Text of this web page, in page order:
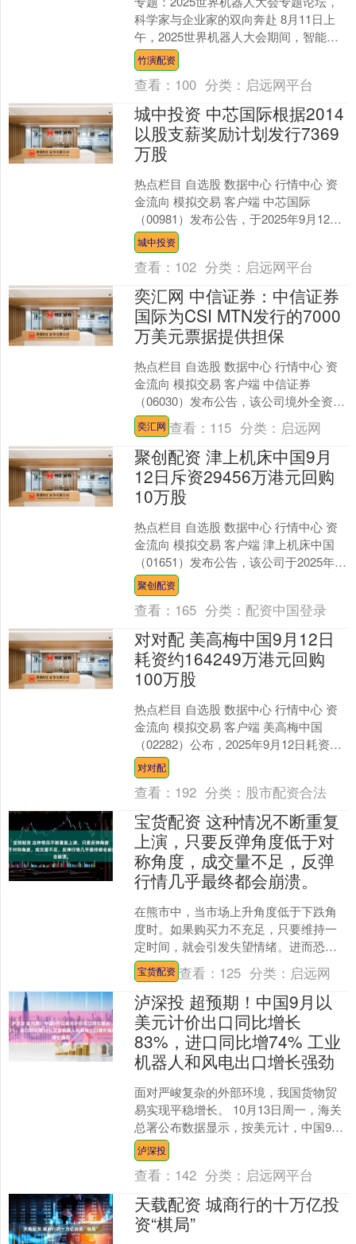
科学家与企业家的双向奔赴 8月11日上
午，2025世界机器人大会期间，智能机
器人科学家与企业家深度对话”活动举
行。圆桌讨论....
竹演配资
查看： 100 分类： 启远网平台
城中投资 中芯国际根据2014
以股支薪奖励计划发行7369
万股
热点栏目 自选股 数据中心 行情中心 资
金流向 模拟交易 客户端 中芯国际
（00981）发布公告，于2025年9月12
日，非公司董事因行使根据2014以股支
薪奖....
城中投资
查看： 102 分类： 启远网平台
奕汇网 中信证券：中信证券
国际为CSI MTN发行的7000
万美元票据提供担保
热点栏目 自选股 数据中心 行情中心 资
金流向 模拟交易 客户端 中信证券
（06030）发布公告，该公司境外全资子
公司中信证券国际有限公司（以下简称
中信证券国际....
奕汇网 查看： 115 分类： 启远网
聚创配资 津上机床中国9月
12日斥资29456万港元回购
10万股
热点栏目 自选股 数据中心 行情中心 资
金流向 模拟交易 客户端 津上机床中国
（01651）发布公告，该公司于2025年9
月12日斥资294.56万港元回购10....
聚创配资
查看： 165 分类： 配资中国登录
对对配 美高梅中国9月12日
耗资约164249万港元回购
100万股
热点栏目 自选股 数据中心 行情中心 资
金流向 模拟交易 客户端 美高梅中国
（02282）公布，2025年9月12日耗资约
1642.49万港元回购100万股股份....
对对配
查看： 192 分类： 股市配资合法
宝货配资 这种情况不断重复
上演，只要反弹角度低于对
称角度，成交量不足，反弹
行情几乎最终都会崩溃。
在熊市中，当市场上升角度低于下跌角
度时。如果购买力不充足，只要维持一
定时间，就会引发失望情绪。进而恐慌
性的抛盘又会再度出现，原有的心理支
撑区已经失去了作用。市场....
宝货配资 查看： 125 分类： 启远网
泸深投 超预期！中国9月以
美元计价出口同比增长
83%，进口同比增74% 工业
机器人和风电出口增长强劲
面对严峻复杂的外部环境，我国货物贸
易实现平稳增长。 10月13日周一，海关
总署公布数据显示，按美元计，中国9月
以美元计价出口同比增长8.3%，进口同
比增长7.4....
泸深投
查看： 142 分类： 启远网平台
天载配资 城商行的十万亿投
资“棋局”